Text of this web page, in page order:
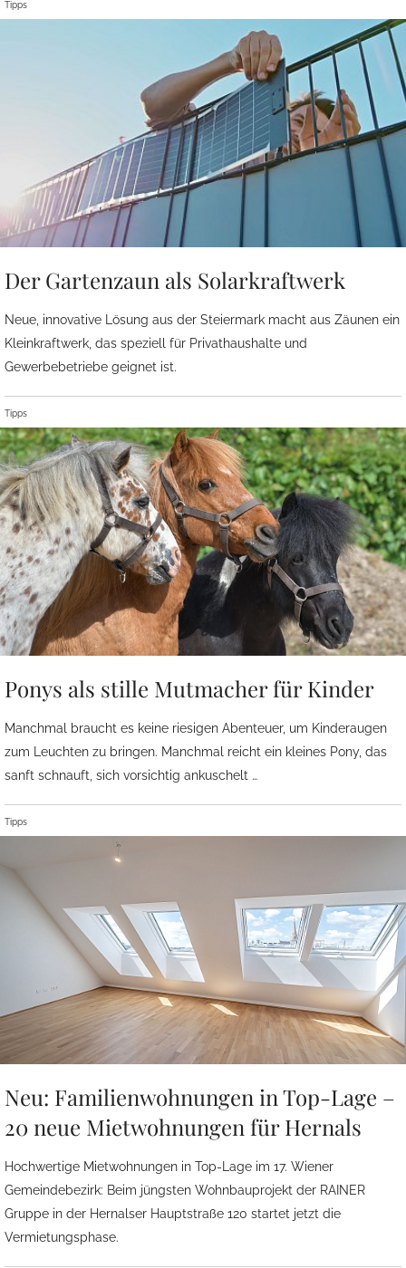
Tipps
Der Gartenzaun als Solarkraftwerk
Neue, innovative Lösung aus der Steiermark macht aus Zäunen ein
Kleinkraftwerk, das speziell für Privathaushalte und
Gewerbebetriebe geignet ist.
Tipps
Ponys als stille Mutmacher für Kinder
Manchmal braucht es keine riesigen Abenteuer, um Kinderaugen
zum Leuchten zu bringen. Manchmal reicht ein kleines Pony, das
sanft schnauft, sich vorsichtig ankuschelt …
Tipps
Neu: Familienwohnungen in Top-Lage –
20 neue Mietwohnungen für Hernals
Hochwertige Mietwohnungen in Top-Lage im 17. Wiener
Gemeindebezirk: Beim jüngsten Wohnbauprojekt der RAINER
Gruppe in der Hernalser Hauptstraße 120 startet jetzt die
Vermietungsphase.